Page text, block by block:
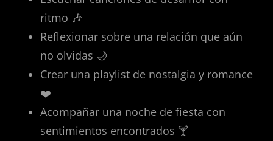
ritmo 🎶
Reflexionar sobre una relación que aún
no olvidas 🌙
Crear una playlist de nostalgia y romance
❤️
Acompañar una noche de fiesta con
sentimientos encontrados 🍸